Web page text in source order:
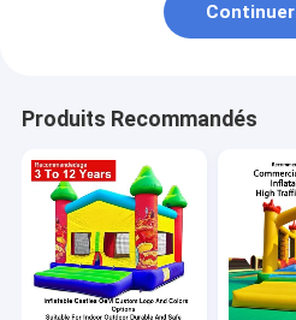
Continuer
Produits Recommandés